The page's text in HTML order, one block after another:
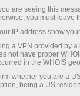
المكاتب
فى
أفلام
من
القصيرة
are seeing this
you must leave
IP address show
a VPN provided by
not have proper
in the WHOIS
whether you are a
being a US